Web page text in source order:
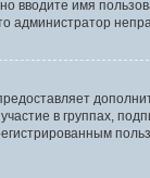
вводите имя
администратор
в группах,